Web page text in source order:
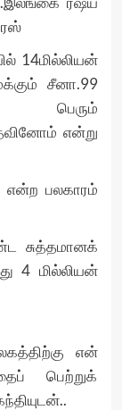
14மில்லியன்
சீனா.99
பெரும்
என்று
என்ற பலகாரம்
சுத்தமானக்
4 மில்லியன்
என்
பெற்றுக்